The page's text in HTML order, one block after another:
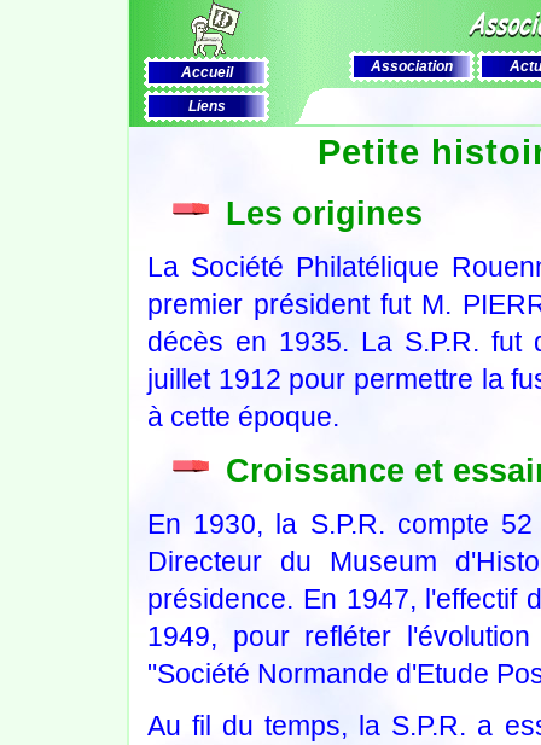
Accueil
Liens
Association
Petite
Les origines
La Société Philatélique
premier président fut M.
décès en 1935. La S.P.R. fut
juillet 1912 pour permettre la
à cette époque.
Croissance et
En 1930, la S.P.R. compte
Directeur du Museum
présidence. En 1947, l'effectif
1949, pour refléter
"Société Normande d'Etude
Au fil du temps, la S.P.R. a